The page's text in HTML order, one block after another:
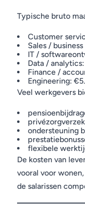
Typische bruto
Customer
Sales /
IT /
Data /
Finance /
Engineering:
Veel werkgevers
ondersteuning
flexibele
De kosten van
vooral voor
de salarissen